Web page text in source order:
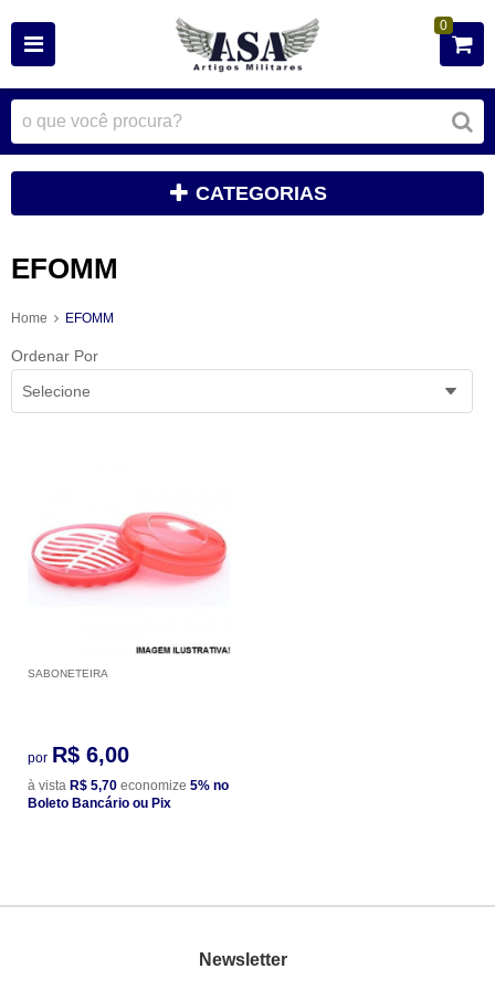
0
CATEGORIAS
EFOMM
Home EFOMM
Ordenar Por
Selecione
SABONETEIRA
por R$ 6,00
à vista R$ 5,70 economize 5% no
Boleto Bancário ou Pix
Newsletter